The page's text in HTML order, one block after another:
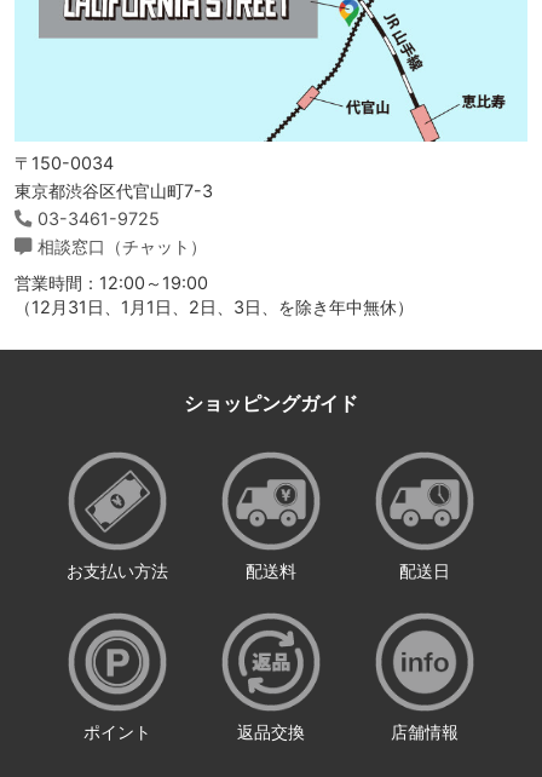
〒150-0034
東京都渋谷区代官山町7-3
03-3461-9725
相談窓口（チャット）
営業時間：12:00～19:00
（12月31日、1月1日、2日、3日、を除き年中無休）
ショッピングガイド
お支払い方法 配送料 配送日
ポイント 返品交換 店舗情報